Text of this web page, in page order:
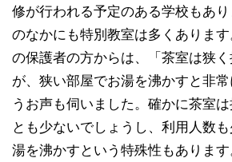
修が行われる予定のある学校もあ
のなかにも特別教室は多くありま
の保護者の方からは、「茶室は狭
が、狭い部屋でお湯を沸かすと非
うお声も伺いました。確かに茶室
とも少ないでしょうし、利用人数
湯を沸かすという特殊性もありま